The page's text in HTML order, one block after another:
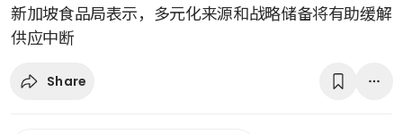
新加坡食品局表示，多元化来源和战略储备将有助缓解
供应中断
Share